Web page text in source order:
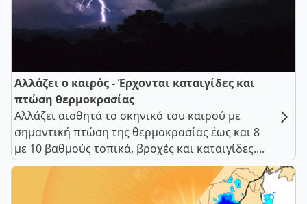
Αλλάζει ο καιρός - Έρχονται καταιγίδες και
πτώση θερμοκρασίας
Αλλάζει αισθητά το σκηνικό του καιρού με
σημαντική πτώση της θερμοκρασίας έως και 8
με 10 βαθμούς τοπικά, βροχές και καταιγίδες....